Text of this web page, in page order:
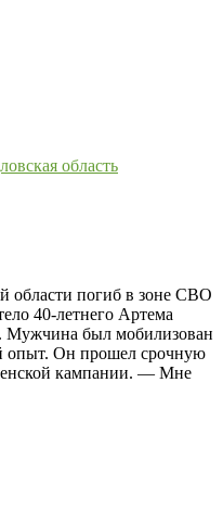
область
области погиб в зоне СВО
40-летнего Артема
был мобилизован
опыт. Он прошел срочную
кампании. — Мне